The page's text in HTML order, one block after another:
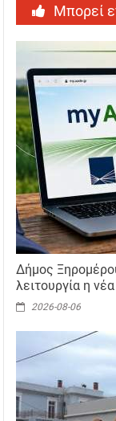
Μπορεί
Δήμος
λειτουργία η
2026-08-06